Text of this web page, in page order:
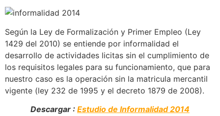
Según la Ley de Formalización y Primer Empleo (Ley
1429 del 2010) se entiende por informalidad el
desarrollo de actividades licitas sin el cumplimiento de
los requisitos legales para su funcionamiento, que para
nuestro caso es la operación sin la matricula mercantil
vigente (ley 232 de 1995 y el decreto 1879 de 2008).
Descargar : Estudio de Informalidad 2014